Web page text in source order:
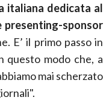
italiana dedicata al
presenting-sponsor
E’ il primo passo in
questo modo che, a
mai scherzato